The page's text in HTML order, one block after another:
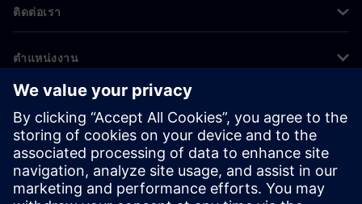
ติดต่อเรา
ตำแหน่งงาน
©Siemens 2026
ข้อมูลองค์กร
ประกาศความเป็นส่วนตัว